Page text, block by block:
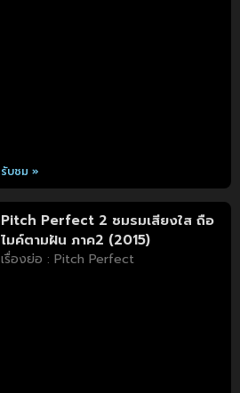
รับชม »
Pitch Perfect 2 ชมรมเสียงใส ถือ
ไมค์ตามฝัน ภาค2 (2015)
เรื่องย่อ : Pitch Perfect